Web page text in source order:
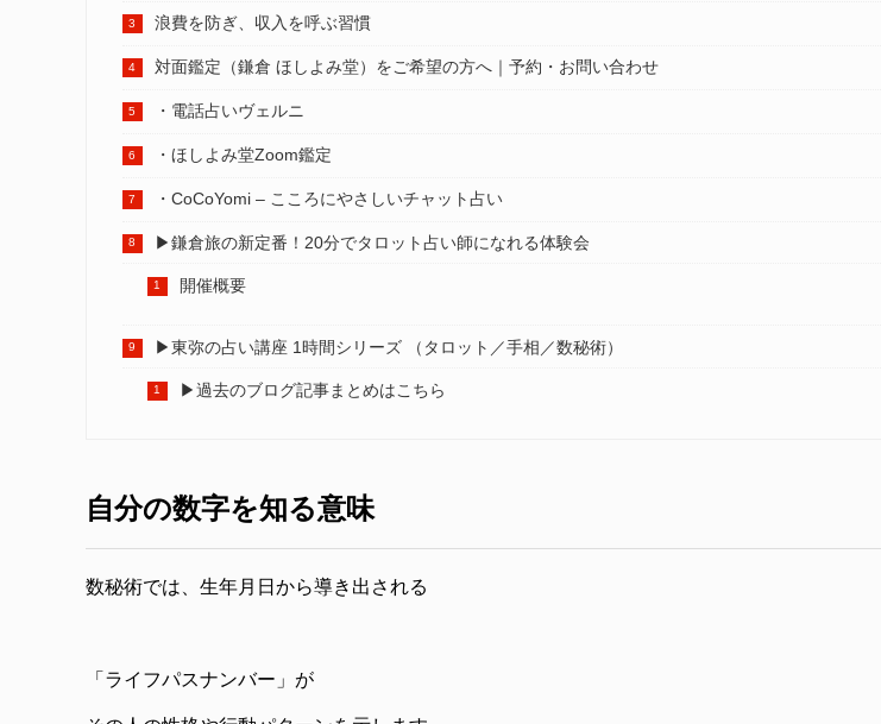
浪費を防ぎ、収入を呼ぶ習慣
対面鑑定（鎌倉 ほしよみ堂）をご希望の方へ｜予約・お問い合わせ
・電話占いヴェルニ
・ほしよみ堂Zoom鑑定
・CoCoYomi – こころにやさしいチャット占い
▶︎鎌倉旅の新定番！20分でタロット占い師になれる体験会
開催概要
▶︎東弥の占い講座 1時間シリーズ （タロット／手相／数秘術）
▶︎過去のブログ記事まとめはこちら
自分の数字を知る意味
数秘術では、生年月日から導き出される
「ライフパスナンバー」が